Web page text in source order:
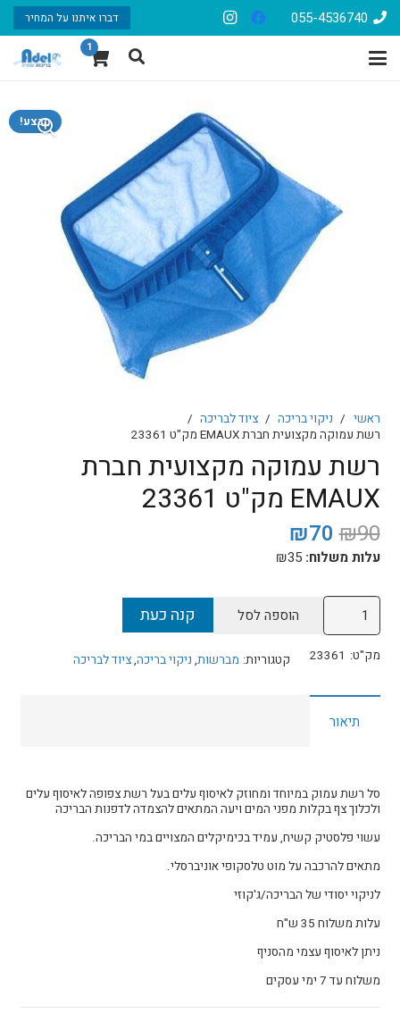
055-4536740 דברו איתנו על המחיר
1
מבצע!
ראשי / ניקוי בריכה / ציוד לבריכה /
רשת עמוקה מקצועית חברת EMAUX מק"ט 23361
רשת עמוקה מקצועית חברת
EMAUX מק"ט 23361
₪90 המחיר
המקורי
₪90.
₪70
הנוכחי
₪70.
עלות משלוח: ₪35
כמות
של
רשת
מקצועית
חברת
23361
הוספה לסל קנה כעת
מק"ט: 23361 קטגוריות: מברשות, ניקוי בריכה,ציוד לבריכה
תיאור
סל רשת עמוק במיוחד ומחוזק לאיסוף עלים בעל רשת צפופה לאיסוף עלים
ולכלוך צף בקלות מפני המים ויעה המתאים להצמדה לדפנות הבריכה
עשוי פלסטיק קשיח, עמיד בכימיקלים המצויים במי הבריכה.
מתאים להרכבה על מוט טלסקופי אוניברסלי.
לניקוי יסודי של הבריכה/ג'קוזי
עלות משלוח 35 ש"ח
ניתן לאיסוף עצמי מהסניף
משלוח עד 7 ימי עסקים